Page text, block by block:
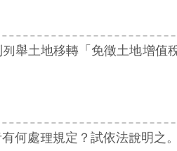
舉土地移轉「免徵土地增值
何處理規定？試依法說明之